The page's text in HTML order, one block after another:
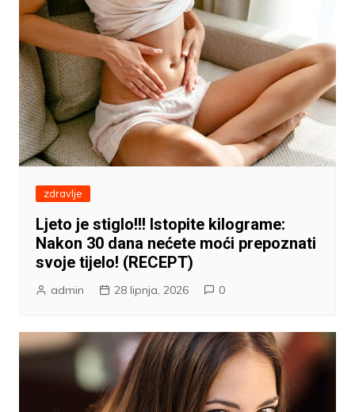
zdravlje
Ljeto je stiglo!!! Istopite kilograme:
Nakon 30 dana nećete moći prepoznati
svoje tijelo! (RECEPT)
admin 28 lipnja, 2026 0